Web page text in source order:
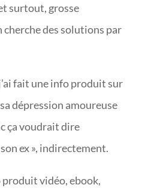
surtout, grosse
des solutions par
fait une info produit sur
dépression amoureuse
ça voudrait dire
ex », indirectement.
produit vidéo, ebook,